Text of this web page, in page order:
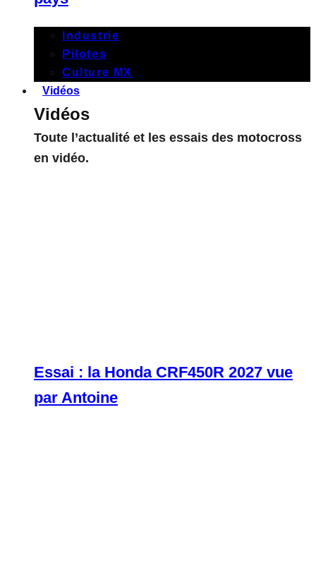
Industrie
Pilotes
Culture MX
Vidéos
Vidéos
Toute l’actualité et les essais des motocross
en vidéo.
Essai : la Honda CRF450R 2027 vue
par Antoine